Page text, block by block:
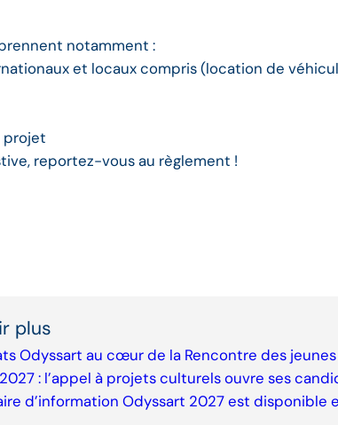
notamment :
et locaux compris (location de
projet
reportez-vous au règlement !
plus
Odyssart au cœur de la Rencontre des
: l’appel à projets culturels ouvre ses
d’information Odyssart 2027 est disponible